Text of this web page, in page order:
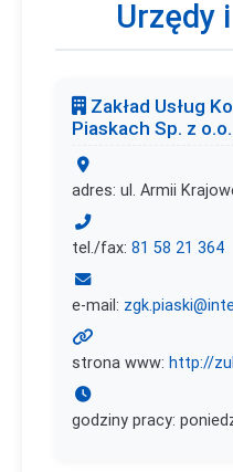
Urzędy
Zakład Usług
Piaskach Sp. z o.o.
adres: ul. Armii
tel./fax: 81 58 21 364
e-mail:
strona www: http://
godziny pracy: